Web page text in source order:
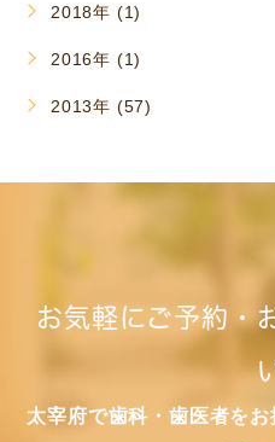
2018年 (1)
2016年 (1)
2013年 (57)
お気軽にご予約・
太宰府で歯科・歯医者を